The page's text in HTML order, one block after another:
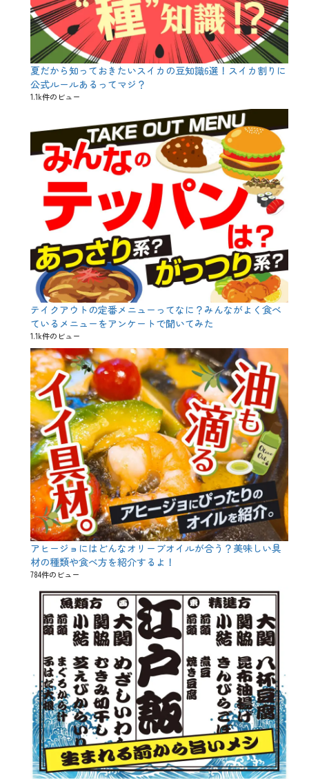
夏だから知っておきたいスイカの豆知識6選！スイカ割りに
公式ルールあるってマジ？
1.1k件のビュー
テイクアウトの定番メニューってなに？みんながよく食べ
ているメニューをアンケートで聞いてみた
1.1k件のビュー
アヒージョにはどんなオリーブオイルが合う？美味しい具
材の種類や食べ方を紹介するよ！
784件のビュー